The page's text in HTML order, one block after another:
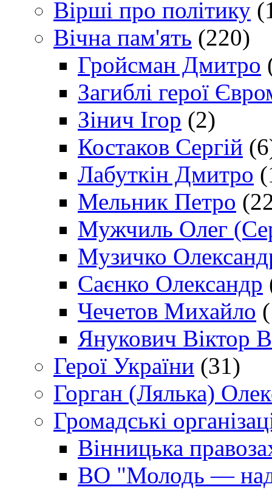
Вірші про політику
Вічна пам'ять (220)
Гройсман Дмитро
Загиблі герої
Зінич Ігор (2)
Костаков Сергій
Лабуткін Дмитро
Мельник Петро
Мужчиль Олег
Музичко
Саєнко Олександр
Чечетов Михайло
Янукович Віктор
Герої України (31)
Горган (Лялька)
Громадські
Вінницька
ВО "Молодь —